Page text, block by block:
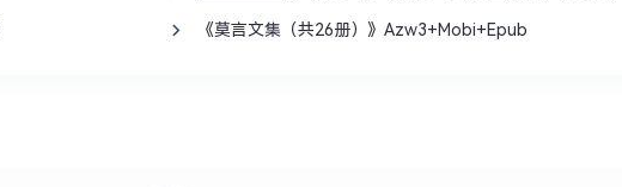
《莫言文集（共26册）》Azw3+Mobi+Epub